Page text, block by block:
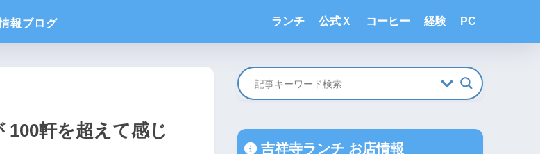
ランチ 公式Ｘ コーヒー 経験 PC
100軒を超えて感じ
吉祥寺ランチ お店情報